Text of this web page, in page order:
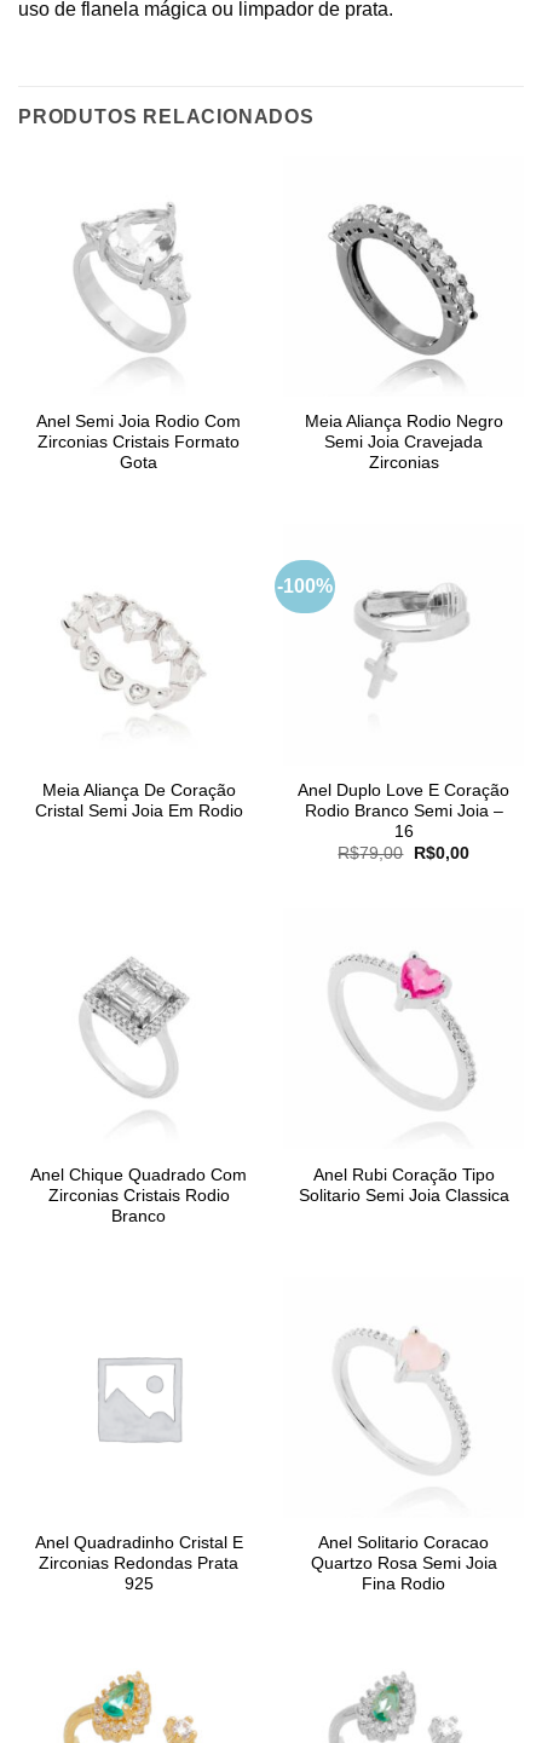
uso de flanela mágica ou limpador de prata.
PRODUTOS RELACIONADOS
Anel Semi Joia Rodio Com
Zirconias Cristais Formato
Gota
Meia Aliança Rodio Negro
Semi Joia Cravejada
Zirconias
Meia Aliança De Coração
Cristal Semi Joia Em Rodio
-100%
Anel Duplo Love E Coração
Rodio Branco Semi Joia –
16
R$79,00
O
R$0,00O
Anel Chique Quadrado Com
Zirconias Cristais Rodio
Branco
Anel Rubi Coração Tipo
Solitario Semi Joia Classica
Anel Quadradinho Cristal E
Zirconias Redondas Prata
925
Anel Solitario Coracao
Quartzo Rosa Semi Joia
Fina Rodio